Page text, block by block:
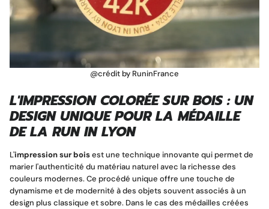
@crédit by RuninFrance
L'IMPRESSION COLORÉE SUR BOIS : UN
DESIGN UNIQUE POUR LA MÉDAILLE
DE LA RUN IN LYON
L'impression sur boisest une technique innovante qui permet de
marier l'authenticité du matériau naturel avec la richesse des
couleurs modernes. Ce procédé unique offre une touche de
dynamisme et de modernité à des objets souvent associés à un
design plus classique et sobre. Dans le cas des médailles créées